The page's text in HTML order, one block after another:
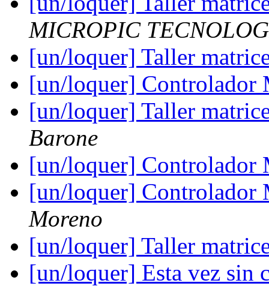
MICROPIC
[un/loquer] Taller
[un/loquer]
[un/loquer] Taller
Barone
[un/loquer]
[un/loquer]
Moreno
[un/loquer] Taller
[un/loquer] Esta vez sin